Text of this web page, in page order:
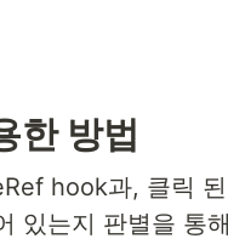
한 방법
hook과, 클릭
있는지 판별을 통